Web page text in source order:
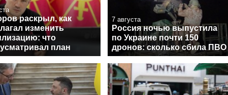
раскрыл, как
изменить
что
план
7 августа
Россия ночью выпустила
по Украине почти 150
дронов: сколько сбила ПВО